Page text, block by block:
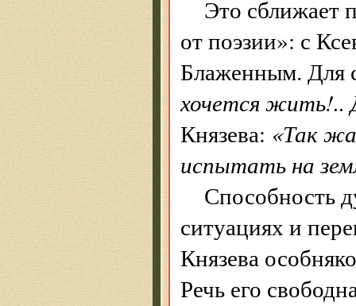
Это сближает
от поэзии»: с
Блаженным. Для
хочется
Князева: «Так
испытать на
Способность
ситуациях и
Князева
Речь его